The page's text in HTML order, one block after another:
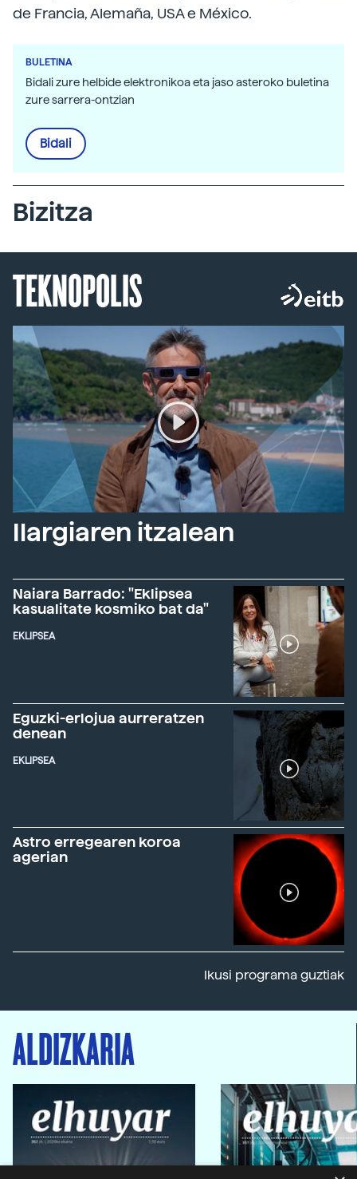
de Francia, Alemaña, USA e México.
BULETINA
Bidali zure helbide elektronikoa eta jaso asteroko buletina
zure sarrera-ontzian
Bidali
Bizitza
TEKNOPOLIS
Ilargiaren itzalean
Naiara Barrado: "Eklipsea
kasualitate kosmiko bat da"
EKLIPSEA
Eguzki-erlojua aurreratzen
denean
EKLIPSEA
Astro erregearen koroa
agerian
Ikusi programa guztiak
ALDIZKARIA